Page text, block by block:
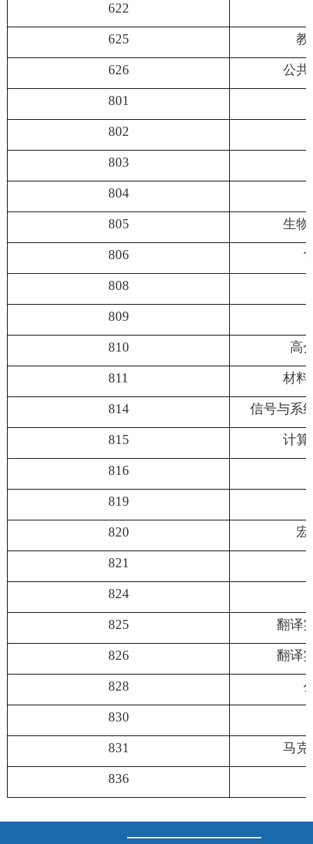
622
625 教
626 公共
801
802
803
804
805 生物
806
808
809
810 高
811 材料
814 信号与系
815 计算
816
819
820 宏
821
824
825 翻译
826 翻译
828
830
831 马克
836